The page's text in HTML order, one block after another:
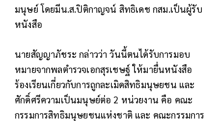
มนุษย์ โดยมีน.ส.ปิติกาญจน์ สิทธิเดช กสม.เป็นผู้รับ
หนังสือ
นายสัญญาภัชระ กล่าวว่า วันนี้ตนได้รับการมอบ
หมายจากพลตำรวจเอกสุรเชษฐ์ ให้มายื่นหนังสือ
ร้องเรียนเกี่ยวกับการถูกละเมิดสิทธิมนุษยชน และ
ศักดิ์ศรีความเป็นมนุษย์ต่อ 2 หน่วยงาน คือ คณะ
กรรมการสิทธิมนุษยชนแห่งชาติ และ คณะกรรมการ